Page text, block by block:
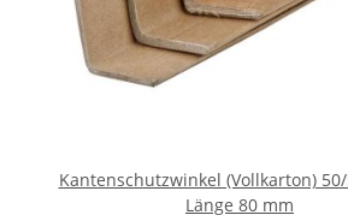
Kantenschutzwinkel (Vollkarton)
Länge 80 mm